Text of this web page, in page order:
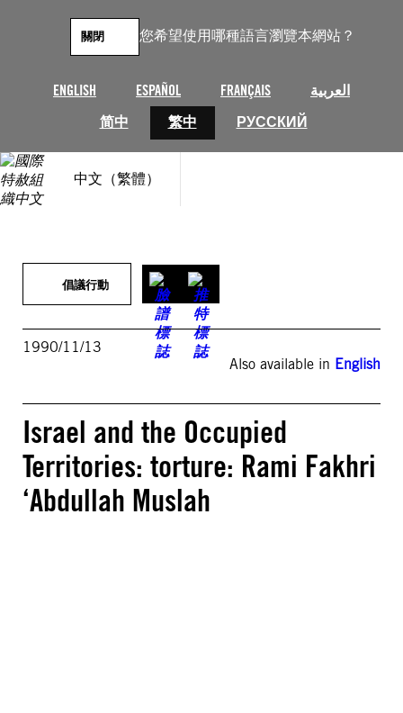
您希望使用哪種語言瀏覽本網站？
ENGLISH ESPAÑOL FRANÇAIS
العربية
简中
繁中 РУССКИЙ
關閉
中文（繁體）
倡議行動
1990/11/13
Also available in English
Israel and the Occupied
Territories: torture: Rami Fakhri
‘Abdullah Muslah